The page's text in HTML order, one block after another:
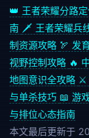
👑 王者荣耀分路
南 🗡️ 王者荣耀兵
制资源攻略 🏹 发
视野控制攻略 🔥
地图意识全攻略 ⚔️
与单杀技巧 📖 游
与排位心态指南
本文最后更新于